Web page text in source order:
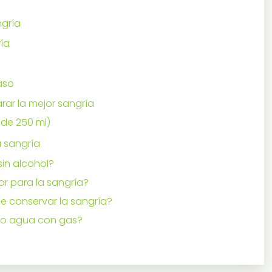
la mejor sangría
250 ml)
sangría
alcohol?
para la sangría?
conservar la sangría?
agua con gas?